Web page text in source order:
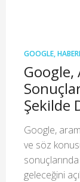
GOOGLE,
Google,
Şekilde
Google,
ve söz
geleceğini